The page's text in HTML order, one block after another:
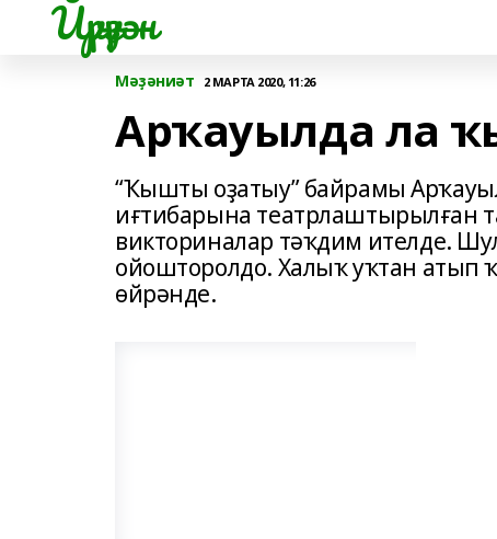
Йүрүҙән
Мәҙәниәт 2 МАРТА 2020, 11:26
Арҡауылда ла
“Ҡышты оҙатыу” байрамы
иғтибарына театрлаштырылған
викториналар тәҡдим ителде.
ойошторолдо. Халыҡ уҡтан атып
өйрәнде.